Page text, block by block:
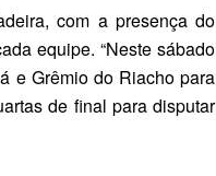
com a presença do
equipe. “Neste sábado
e Grêmio do Riacho para
de final para disputar